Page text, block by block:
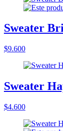
Sweater
$9.600
Sweater
$4.600